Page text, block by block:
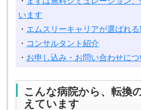
います
・ エムスリーキャリアが選ばれる
・ コンサルタント紹介
・ お申し込み・お問い合わせにつ
こんな病院から、転換
えています